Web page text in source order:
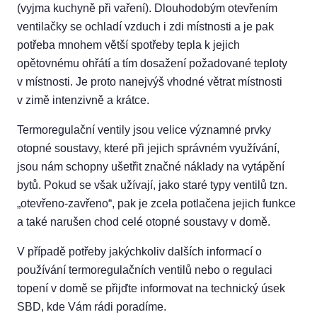
(vyjma kuchyně při vaření). Dlouhodobým otevřením
ventilačky se ochladí vzduch i zdi místnosti a je pak
potřeba mnohem větší spotřeby tepla k jejich
opětovnému ohřátí a tím dosažení požadované teploty
v místnosti. Je proto nanejvýš vhodné větrat místnosti
v zimě intenzivně a krátce.
Termoregulační ventily jsou velice významné prvky
otopné soustavy, které při jejich správném využívání,
jsou nám schopny ušetřit značné náklady na vytápění
bytů. Pokud se však užívají, jako staré typy ventilů tzn.
„otevřeno-zavřeno“, pak je zcela potlačena jejich funkce
a také narušen chod celé otopné soustavy v domě.
V případě potřeby jakýchkoliv dalších informací o
používání termoregulačních ventilů nebo o regulaci
topení v domě se přijďte informovat na technický úsek
SBD, kde Vám rádi poradíme.